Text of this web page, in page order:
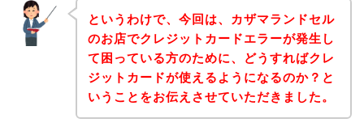
というわけで、今回は、カザマランドセル
のお店でクレジットカードエラーが発生し
て困っている方のために、どうすればクレ
ジットカードが使えるようになるのか？と
いうことをお伝えさせていただきました。